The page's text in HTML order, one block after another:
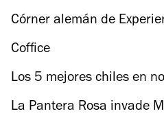
película sobre la escritora
Córner alemán de
Liverpool
Coffice
Los 5 mejores chiles en
La Pantera Rosa invade